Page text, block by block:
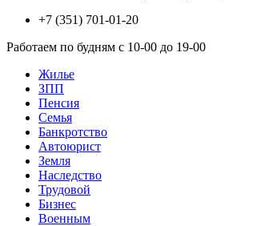
+7 (351) 701-01-20
Работаем по будням с 10-00 до 19-00
Жилье
ЗПП
Пенсия
Семья
Банкротство
Автоюрист
Земля
Наследство
Трудовой
Бизнес
Военным